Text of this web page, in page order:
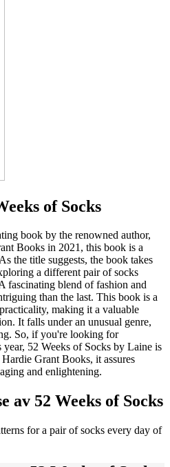
of Socks
book by the renowned author,
Books in 2021, this book is a
the title suggests, the book takes
a different pair of socks
fascinating blend of fashion and
than the last. This book is a
making it a valuable
It falls under an unusual genre,
So, if you're looking for
52 Weeks of Socks by Laine is
Grant Books, it assures
and enlightening.
av 52 Weeks of Socks
for a pair of socks every day of